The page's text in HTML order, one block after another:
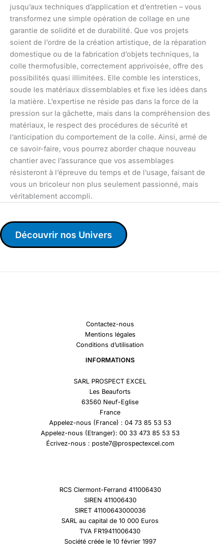
jusqu’aux techniques d’application et d’entretien – vous
transformez une simple opération de collage en une
garantie de solidité et de durabilité. Que vos projets
soient de l’ordre de la création artistique, de la réparation
domestique ou de la fabrication d’objets techniques, la
colle thermofusible, correctement apprivoisée, offre des
possibilités quasi illimitées. Elle comble les interstices,
soude les matériaux dissemblables et fixe les idées dans
la matière. L’expertise ne réside pas dans la force de la
pression sur la gâchette, mais dans la compréhension des
matériaux, le respect des procédures de sécurité et
l’anticipation du comportement de la colle. Ainsi, armé de
ce savoir-faire, vous pourrez aborder chaque nouveau
chantier avec l’assurance que vos assemblages
résisteront à l’épreuve du temps et de l’usage, faisant de
vous un bricoleur non plus seulement passionné, mais
véritablement accompli.
Découvrir nos Univers
Contactez-nous
Mentions légales
Conditions d’utilisation
INFORMATIONS
SARL PROSPECT EXCEL
Les Beauforts
63560 Neuf-Eglise
France
Appelez-nous (France) : 04 73 85 53 53
Appelez-nous (Etranger): 00 33 473 85 53 53
Écrivez-nous : poste7@prospectexcel.com
RCS Clermont-Ferrand 411006430
SIREN 411006430
SIRET 41100643000036
SARL au capital de 10 000 Euros
TVA FR19411006430
Société créée le 10 février 1997